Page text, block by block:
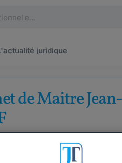
juridique
de Maitre Jean-
Droit des assurances